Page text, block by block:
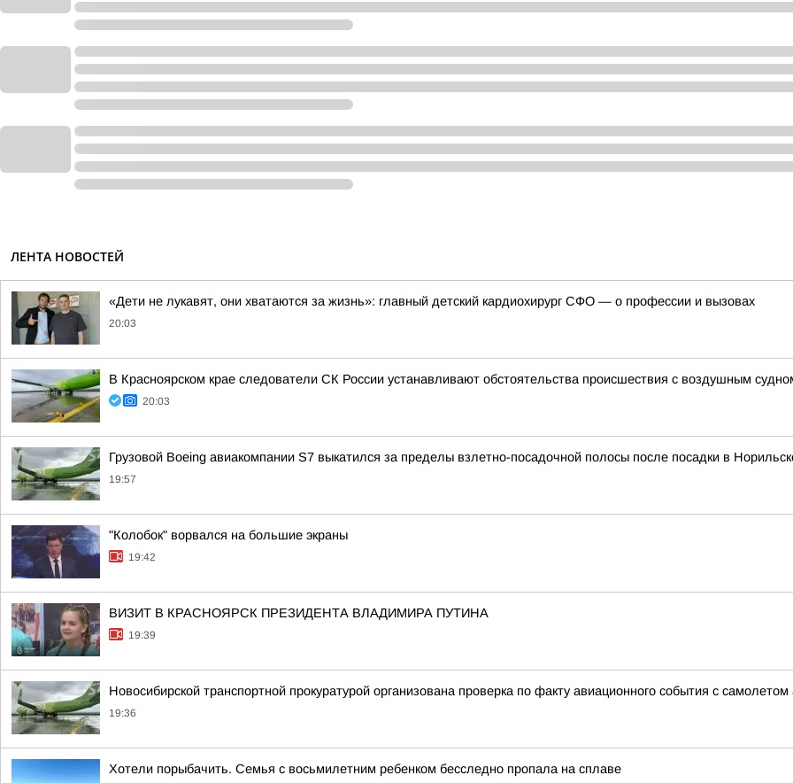
ЛЕНТА НОВОСТЕЙ
«Дети не лукавят, они хватаются за жизнь»: главный детский кардиохирург СФО — о профессии и вызовах
20:03
В Красноярском крае следователи СК России устанавливают обстоятельства происшествия с воздушным
20:03
Грузовой Boeing авиакомпании S7 выкатился за пределы взлетно-посадочной полосы после посадки в
19:57
"Колобок" ворвался на большие экраны
19:42
ВИЗИТ В КРАСНОЯРСК ПРЕЗИДЕНТА ВЛАДИМИРА ПУТИНА
19:39
Новосибирской транспортной прокуратурой организована проверка по факту авиационного события с
19:36
Хотели порыбачить. Семья с восьмилетним ребенком бесследно пропала на сплаве